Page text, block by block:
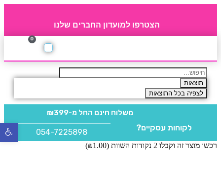
הצטרפו למועדון החברים שלנו
0
תוצאות
לצפיה בכל התוצאות
משלוח חינם החל מ-₪399
לקוחות עסקיים? 054-7225898
רכשו מוצר זה וקבלו 2 נקודות השוות ( ₪1.00
)
פתח